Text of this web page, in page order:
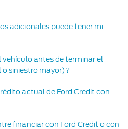
adicionales puede tener mi
vehículo antes de terminar el
siniestro mayor)?
actual de Ford Credit con
financiar con Ford Credit o con